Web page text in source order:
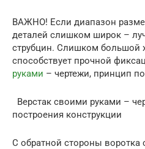
ВАЖНО! Если диапазон
деталей слишком широк –
струбцин. Слишком большой
способствует прочной
руками – чертежи, принцип
Верстак своими руками –
построения конструкции
С обратной стороны воротка